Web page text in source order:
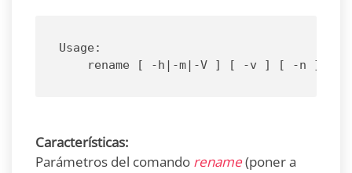
Usage:
Características:
Parámetros del comando rename(poner a